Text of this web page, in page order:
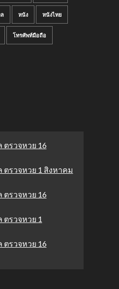
หนัง หนังไทย
โทรศัพท์มือถือ
ตรวจหวย 16
ตรวจหวย 1 สิงหาคม
ตรวจหวย 16
ตรวจหวย 1
ตรวจหวย 16